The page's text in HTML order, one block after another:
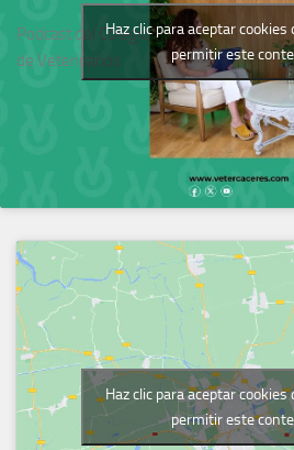
Podcast del Colegio
de Veterinarios
Haz clic para aceptar
permitir este
Haz clic para aceptar
permitir este